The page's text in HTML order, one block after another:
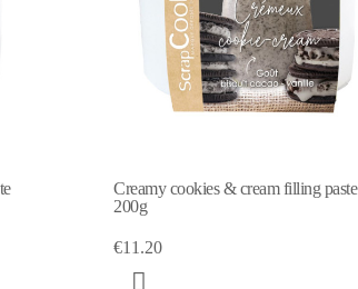
Creamy cookies & cream filling paste
200g
€11.20